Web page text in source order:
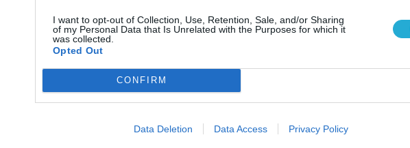
I want to opt-out of Collection, Use, Retention, Sale, and/or Sharing
of my Personal Data that Is Unrelated with the Purposes for which it
was collected.
Opted Out
CONFIRM
Data Deletion Data Access Privacy Policy
la Parola